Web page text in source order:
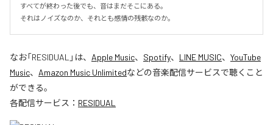
すべてが終わった後でも、音はまだそこにある。
それはノイズなのか、それとも感情の残骸なのか。
なお「RESIDUAL 」は、 Apple Music、 Spotify、 LINE MUSIC、 YouTube
Music、 Amazon Music Unlimitedなどの音楽配信サービスで聴くこと
ができる。
各配信サービス： RESIDUAL